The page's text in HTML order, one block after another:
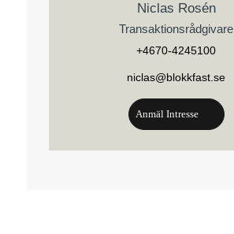
Niclas Rosén
Transaktionsrådgivare
+4670-4245100
niclas@blokkfast.se
Anmäl Intresse